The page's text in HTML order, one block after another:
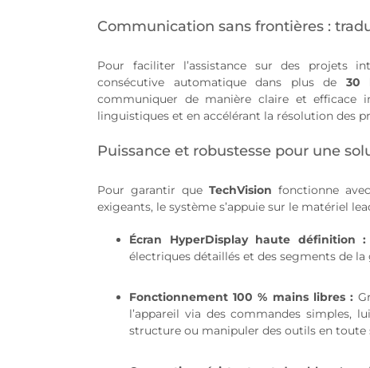
Communication sans frontières :
Pour faciliter l’assistance sur des projets
consécutive automatique dans plus de 30
communiquer de manière claire et efficace
linguistiques et en accélérant la résolution des
Puissance et robustesse pour une
Pour garantir que TechVision fonctionne
exigeants, le système s’appuie sur le matériel
Écran HyperDisplay haute définition :
électriques détaillés et des segments de
Fonctionnement 100 % mains libres :
l’appareil via des commandes
structure ou manipuler des outils en toute